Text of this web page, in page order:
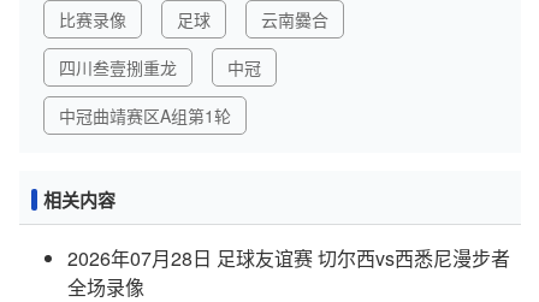
比赛录像 足球
云南爨合
四川叁壹捌重龙
中冠
中冠曲靖赛区A组第1轮
相关内容
2026年07月28日 足球友谊赛 切尔西vs西悉尼漫步者
全场录像